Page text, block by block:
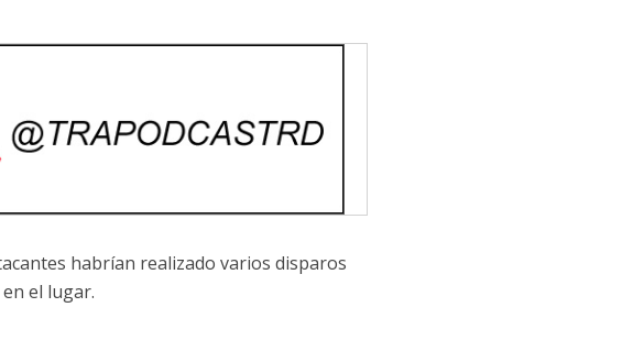
habrían realizado varios disparos
el lugar.